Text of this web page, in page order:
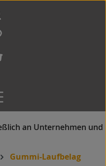
Gummi-Laufbelag